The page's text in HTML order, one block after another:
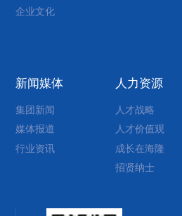
企业文化
新闻媒体
集团新闻
媒体报道
行业资讯
人力资源
人才战略
人才价值观
成长在海隆
招贤纳士